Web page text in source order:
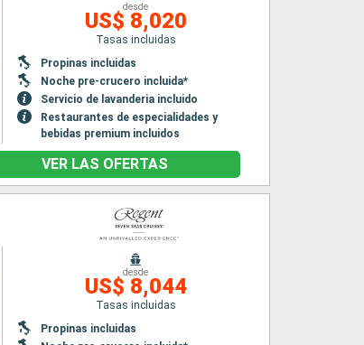
desde
US$ 8,020
Tasas incluidas
Propinas incluidas
Noche pre-crucero incluida*
Servicio de lavanderia incluido
Restaurantes de especialidades y
bebidas premium incluidos
VER LAS OFERTAS
desde
US$ 8,044
Tasas incluidas
Propinas incluidas